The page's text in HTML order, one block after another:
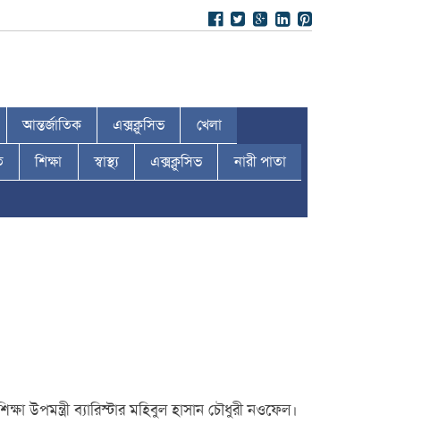
আন্তর্জাতিক এক্সক্লুসিভ খেলা
শিক্ষা স্বাস্থ্য এক্সক্লুসিভ নারী পাতা
উপমন্ত্রী ব্যারিস্টার মহিবুল হাসান চৌধুরী নওফেল।